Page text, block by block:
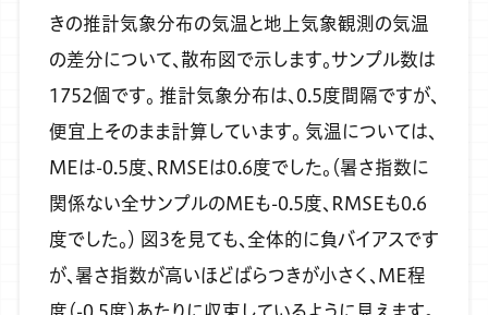
きの推計気象分布の気温と地上気象観測の気温
の差分について、散布図で示します。サンプル数は
1752個です。 推計気象分布は、0.5度間隔ですが、
便宜上そのまま計算しています。 気温については、
MEは-0.5度、RMSEは0.6度でした。（暑さ指数に
関係ない全サンプルのMEも-0.5度、RMSEも0.6
度でした。） 図3を見ても、全体的に負バイアスです
が、暑さ指数が高いほどばらつきが小さく、ME程